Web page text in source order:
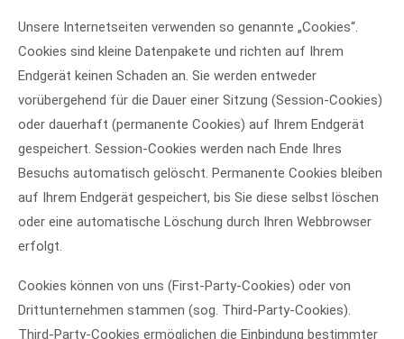
Unsere Internetseiten verwenden so genannte „Cookies“.
Cookies sind kleine Datenpakete und richten auf Ihrem
Endgerät keinen Schaden an. Sie werden entweder
vorübergehend für die Dauer einer Sitzung (Session-Cookies)
oder dauerhaft (permanente Cookies) auf Ihrem Endgerät
gespeichert. Session-Cookies werden nach Ende Ihres
Besuchs automatisch gelöscht. Permanente Cookies bleiben
auf Ihrem Endgerät gespeichert, bis Sie diese selbst löschen
oder eine automatische Löschung durch Ihren Webbrowser
erfolgt.
Cookies können von uns (First-Party-Cookies) oder von
Drittunternehmen stammen (sog. Third-Party-Cookies).
Third-Party-Cookies ermöglichen die Einbindung bestimmter